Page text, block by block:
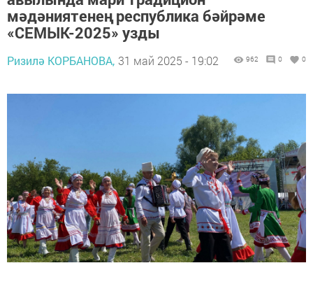
мәдәниятенең республика бәйрәме
«СЕМЫК-2025» узды
Ризилә КОРБАНОВА, 31 май 2025 - 19:02 962 0 0